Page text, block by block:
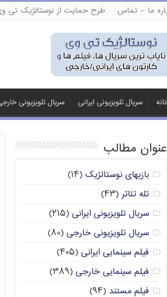
ما – تماس طرح حمایت از نوستالژیک تی
سریال تلویزیونی ایرانی سریال تلویزیونی
عنوان مطالب
بازیهای نوستالژیک (۱۴)
تله تئاتر(۴۳)
سریال تلویزیونی ایرانی (۲۱۵)
سریال تلویزیونی خارجی (۸۰)
فیلم سینمایی ایرانی (۴۰۵)
فیلم سینمایی خارجی (۳۸۹)
فیلم مستند (۹۴)